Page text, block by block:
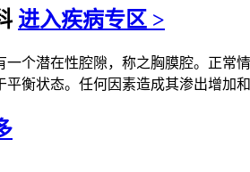
进入疾病专区 >
一个潜在性腔隙，称之胸膜腔。正常
平衡状态。任何因素造成其渗出增加